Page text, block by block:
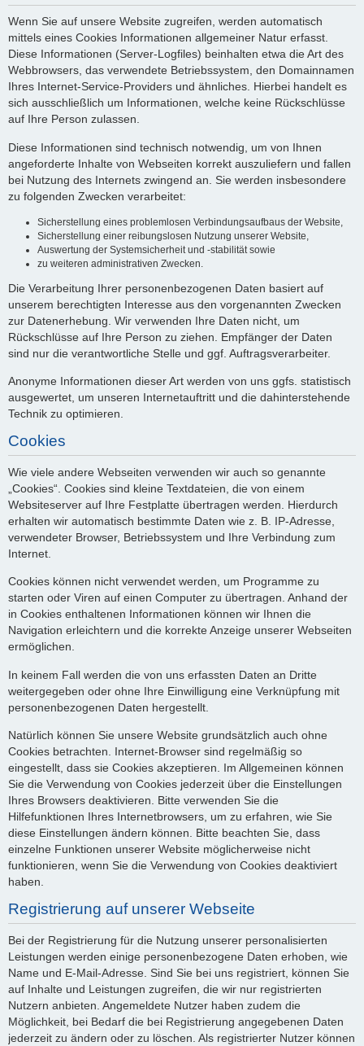
Wenn Sie auf unsere Website zugreifen, werden automatisch
mittels eines Cookies Informationen allgemeiner Natur erfasst.
Diese Informationen (Server-Logfiles) beinhalten etwa die Art des
Webbrowsers, das verwendete Betriebssystem, den Domainnamen
Ihres Internet-Service-Providers und ähnliches. Hierbei handelt es
sich ausschließlich um Informationen, welche keine Rückschlüsse
auf Ihre Person zulassen.
Diese Informationen sind technisch notwendig, um von Ihnen
angeforderte Inhalte von Webseiten korrekt auszuliefern und fallen
bei Nutzung des Internets zwingend an. Sie werden insbesondere
zu folgenden Zwecken verarbeitet:
Sicherstellung eines problemlosen Verbindungsaufbaus der Website,
Sicherstellung einer reibungslosen Nutzung unserer Website,
Auswertung der Systemsicherheit und -stabilität sowie
zu weiteren administrativen Zwecken.
Die Verarbeitung Ihrer personenbezogenen Daten basiert auf
unserem berechtigten Interesse aus den vorgenannten Zwecken
zur Datenerhebung. Wir verwenden Ihre Daten nicht, um
Rückschlüsse auf Ihre Person zu ziehen. Empfänger der Daten
sind nur die verantwortliche Stelle und ggf. Auftragsverarbeiter.
Anonyme Informationen dieser Art werden von uns ggfs. statistisch
ausgewertet, um unseren Internetauftritt und die dahinterstehende
Technik zu optimieren.
Cookies
Wie viele andere Webseiten verwenden wir auch so genannte
„Cookies“. Cookies sind kleine Textdateien, die von einem
Websiteserver auf Ihre Festplatte übertragen werden. Hierdurch
erhalten wir automatisch bestimmte Daten wie z. B. IP-Adresse,
verwendeter Browser, Betriebssystem und Ihre Verbindung zum
Internet.
Cookies können nicht verwendet werden, um Programme zu
starten oder Viren auf einen Computer zu übertragen. Anhand der
in Cookies enthaltenen Informationen können wir Ihnen die
Navigation erleichtern und die korrekte Anzeige unserer Webseiten
ermöglichen.
In keinem Fall werden die von uns erfassten Daten an Dritte
weitergegeben oder ohne Ihre Einwilligung eine Verknüpfung mit
personenbezogenen Daten hergestellt.
Natürlich können Sie unsere Website grundsätzlich auch ohne
Cookies betrachten. Internet-Browser sind regelmäßig so
eingestellt, dass sie Cookies akzeptieren. Im Allgemeinen können
Sie die Verwendung von Cookies jederzeit über die Einstellungen
Ihres Browsers deaktivieren. Bitte verwenden Sie die
Hilfefunktionen Ihres Internetbrowsers, um zu erfahren, wie Sie
diese Einstellungen ändern können. Bitte beachten Sie, dass
einzelne Funktionen unserer Website möglicherweise nicht
funktionieren, wenn Sie die Verwendung von Cookies deaktiviert
haben.
Registrierung auf unserer Webseite
Bei der Registrierung für die Nutzung unserer personalisierten
Leistungen werden einige personenbezogene Daten erhoben, wie
Name und E-Mail-Adresse. Sind Sie bei uns registriert, können Sie
auf Inhalte und Leistungen zugreifen, die wir nur registrierten
Nutzern anbieten. Angemeldete Nutzer haben zudem die
Möglichkeit, bei Bedarf die bei Registrierung angegebenen Daten
jederzeit zu ändern oder zu löschen. Als registrierter Nutzer können